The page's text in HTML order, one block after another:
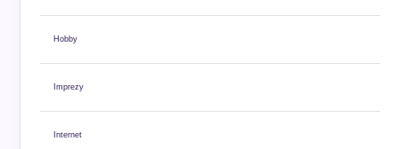
Hobby
Imprezy
Internet